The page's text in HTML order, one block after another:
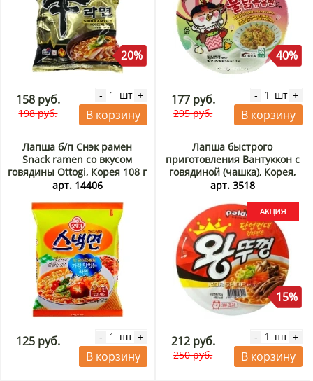
20%
158 руб.
198 руб.
- шт +
В корзину
40%
177 руб.
295 руб.
- шт +
В корзину
Лапша б/п Снэк рамен
Snack ramen со вкусом
говядины Ottogi, Корея 108 г
арт. 14406
125 руб. - шт +
В корзину
Лапша быстрого
приготовления Вантуккон с
говядиной (чашка), Корея,
110 г Акция
арт. 3518
15%
212 руб.
250 руб.
- шт +
В корзину